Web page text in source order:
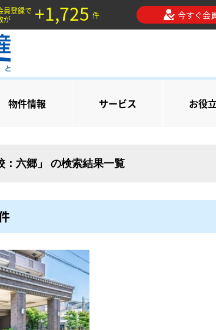
員登録で
が
+1,725 件 今すぐ会
物件情報 サービス お役
：六郷」 の検索結果一覧